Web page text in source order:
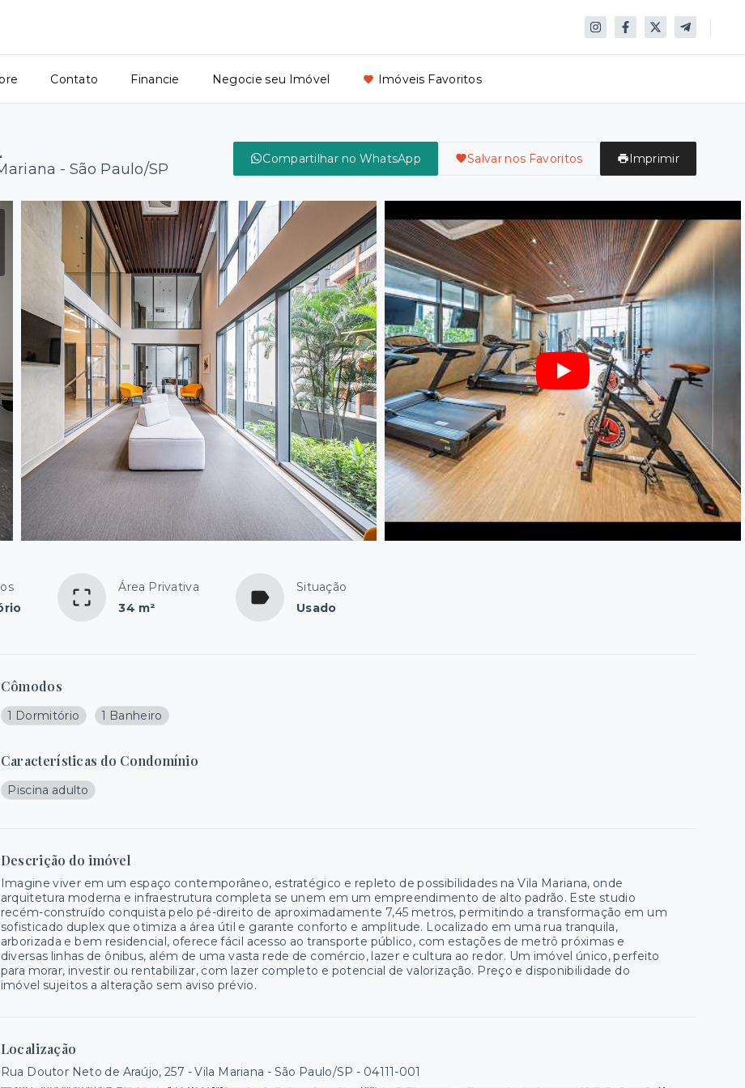
Contato Financie Negocie seu Imóvel Imóveis Favoritos
- São Paulo/SP
Compartilhar no WhatsApp Salvar nos Favoritos Imprimir
Área Privativa
34 m²
Situação
Usado
Cômodos
1 Dormitório 1 Banheiro
Características do Condomínio
Piscina adulto
Descrição do imóvel
Imagine viver em um espaço contemporâneo, estratégico e repleto de possibilidades na Vila Mariana, onde
arquitetura moderna e infraestrutura completa se unem em um empreendimento de alto padrão. Este studio
recém-construído conquista pelo pé-direito de aproximadamente 7,45 metros, permitindo a transformação em um
sofisticado duplex que otimiza a área útil e garante conforto e amplitude. Localizado em uma rua tranquila,
arborizada e bem residencial, oferece fácil acesso ao transporte público, com estações de metrô próximas e
diversas linhas de ônibus, além de uma vasta rede de comércio, lazer e cultura ao redor. Um imóvel único, perfeito
para morar, investir ou rentabilizar, com lazer completo e potencial de valorização. Preço e disponibilidade do
imóvel sujeitos a alteração sem aviso prévio.
Localização
Rua Doutor Neto de Araújo, 257 - Vila Mariana - São Paulo/SP - 04111-001